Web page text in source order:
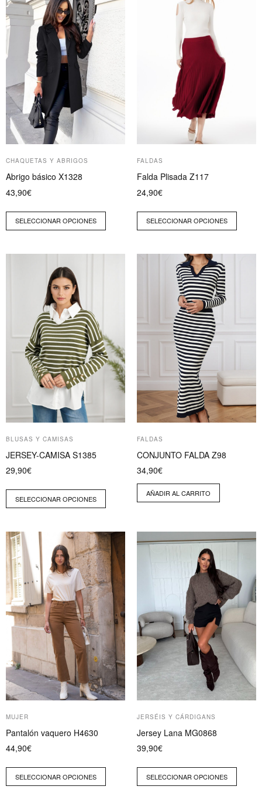
CHAQUETAS Y ABRIGOS
Abrigo básico X1328
43,90€
SELECCIONAR OPCIONES
tiene
múltiples
variantes.
Las
opciones
se
pueden
elegir
en
la
página
de
producto
FALDAS
Falda Plisada Z117
24,90€
SELECCIONAR OPCIONES
la
página
de
producto
BLUSAS Y CAMISAS
JERSEY-CAMISA S1385
29,90€
SELECCIONAR OPCIONES
variantes.
Las
opciones
pueden
en
la
página
de
producto
FALDAS
CONJUNTO FALDA Z98
34,90€
AÑADIR AL CARRITO
MUJER
Pantalón vaquero H4630
44,90€
SELECCIONAR OPCIONES
Este
producto
tiene
múltiples
variantes.
Las
opciones
pueden
elegir
en
la
página
de
producto
JERSÉIS Y CÁRDIGANS
Jersey Lana MG0868
39,90€
SELECCIONAR OPCIONES
Este
producto
múltiples
variantes.
Las
opciones
se
pueden
elegir
en
la
página
de
producto